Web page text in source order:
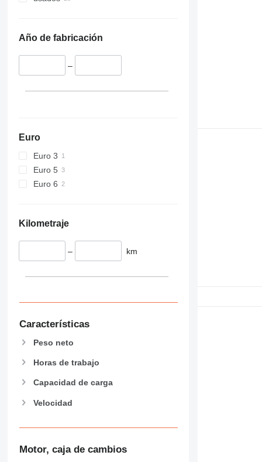
365
374
428
430
432
589
826
918
926
928
938
955
Año de fabricación
–
Euro
Euro 3
Euro 5
Euro 6
Kilometraje
– km
Características
Peso neto
Horas de trabajo
Capacidad de carga
Velocidad
Motor, caja de cambios